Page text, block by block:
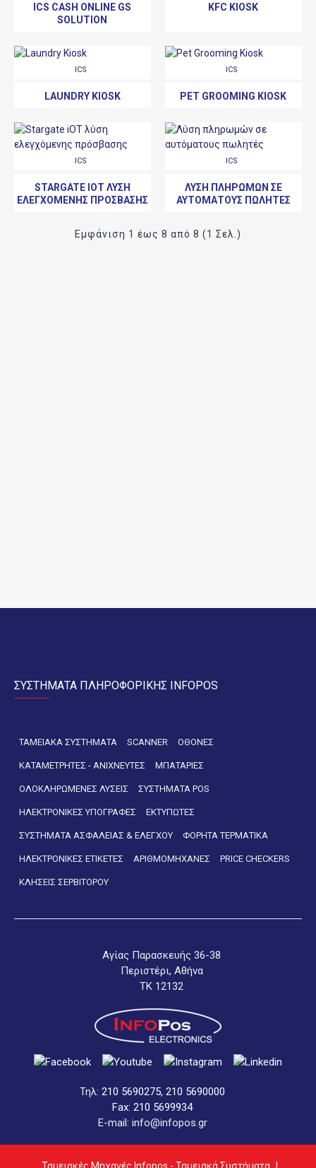
ICS CASH ONLINE GS
SOLUTION
KFC KIOSK
ICS
LAUNDRY KIOSK
ICS
PET GROOMING KIOSK
ICS
STARGATE IOT ΛΎΣΗ
ΕΛΕΓΧΌΜΕΝΗΣ ΠΡΌΣΒΑΣΗΣ
ICS
ΛΎΣΗ ΠΛΗΡΩΜΏΝ ΣΕ
ΑΥΤΌΜΑΤΟΥΣ ΠΩΛΗΤΈΣ
Εμφάνιση 1 έως 8 από 8 (1 Σελ.)
ΣΥΣΤΗΜΑΤΑ ΠΛΗΡΟΦΟΡΙΚΗΣ INFOPOS
ΤΑΜΕΙΑΚΑ ΣΥΣΤΗΜΑΤΑ SCANNER ΟΘΟΝΕΣ
ΚΑΤΑΜΕΤΡΗΤΕΣ - ΑΝΙΧΝΕΥΤΕΣ ΜΠΑΤΑΡΙΕΣ
ΟΛΟΚΛΗΡΩΜΕΝΕΣ ΛΥΣΕΙΣ ΣΥΣΤΗΜΑΤΑ POS
ΗΛΕΚΤΡΟΝΙΚΕΣ ΥΠΟΓΡΑΦΕΣ ΕΚΤΥΠΩΤΕΣ
ΣΥΣΤΗΜΑΤΑ ΑΣΦΑΛΕΙΑΣ & ΕΛΕΓΧΟΥ ΦΟΡΗΤΑ ΤΕΡΜΑΤΙΚΑ
ΗΛΕΚΤΡΟΝΙΚΕΣ ΕΤΙΚΕΤΕΣ ΑΡΙΘΜΟΜΗΧΑΝΕΣ PRICE CHECKERS
ΚΛΗΣΕΙΣ ΣΕΡΒΙΤΟΡΟΥ
Αγίας Παρασκευής 36-38
Περιστέρι, Αθήνα
ΤΚ 12132
Τηλ:210 5690275,210 5690000
Fax: 210 5699934
E-mail: info@infopos.gr